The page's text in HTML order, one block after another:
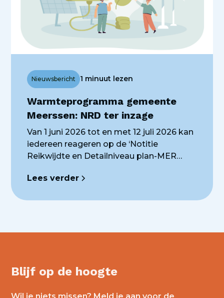
Warmteprogramma gemeente
Meerssen: NRD ter inzage
Nieuwsbericht 1 minuut lezen
Van 1 juni 2026 tot en met 12 juli 2026 kan
iedereen reageren op de ‘Notitie
Reikwijdte en Detailniveau plan-MER
Notitie is de eerste stap om te komen tot
Lees verder
Blijf op de hoogte
Wil je niets missen? Meld je aan voor de